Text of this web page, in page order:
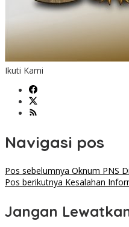
Ikuti Kami
Navigasi pos
Pos sebelumnya Oknum PNS
Pos berikutnya Kesalahan
Jangan